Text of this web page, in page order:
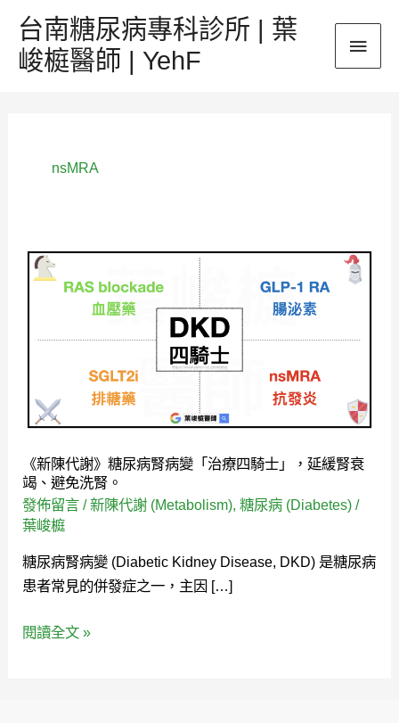
台南糖尿病專科診所 | 葉
峻榳醫師 | YehF
要
nsMRA
《新陳代謝》糖尿病腎病變「治療四騎士」，延緩腎衰
竭、避免洗腎。
發佈留言 /新陳代謝 (Metabolism),糖尿病 (Diabetes) /
葉峻榳
糖尿病腎病變 (Diabetic Kidney Disease, DKD) 是糖尿病
患者常見的併發症之一，主因 […]
《新
陳
病
腎
變
「治
療
騎
士」，
緩
閱讀全文 »